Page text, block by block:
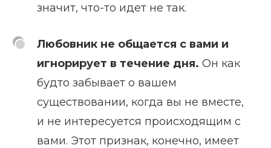
значит, что-то идет не так.
Любовник не общается с вами и
игнорирует в течение дня. Он как
будто забывает о вашем
существовании, когда вы не вместе,
и не интересуется происходящим с
вами. Этот признак, конечно, имеет